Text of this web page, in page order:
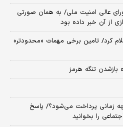
عالی امنیت ملی/ به همان صورتی
از آن خبر داده بود
کرد/ تامین برخی مهمات «محدودتر»
تنگه هرمز
چه زمانی پرداخت می‌شود؟/ پاسخ
را بخوانید